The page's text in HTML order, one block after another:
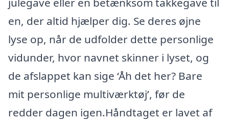
en, der altid hjælper dig. Se deres øjne
lyse op, når de udfolder dette personlige
vidunder, hvor navnet skinner i lyset, og
de afslappet kan sige ‘Åh det her? Bare
mit personlige multiværktøj’, før de
redder dagen igen.Håndtaget er lavet af